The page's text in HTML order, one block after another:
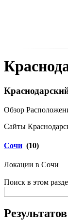
Обзор
Сайты
Сочи (10)
Локации в Сочи
Поиск в этом
Результатов